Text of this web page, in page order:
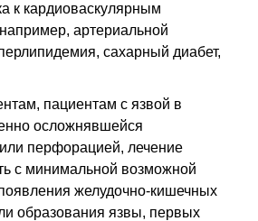
к кардиоваскулярным
артериальной
сахарный диабет,
пациентам с язвой в
осложнявшейся
перфорацией, лечение
с минимальной возможной
желудочно-кишечных
образования язвы, первых